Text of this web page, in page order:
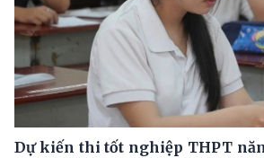
Dự kiến thi tốt nghiệp THPT